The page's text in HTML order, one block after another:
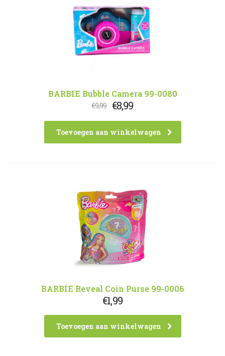
BARBIE Bubble Camera 99-0080
€9,99
Oorspronkelijke
prijs
was:
€9,99.
€8,99Huidige
prijs
is:
€8,99.
Toevoegen aan winkelwagen
BARBIE Reveal Coin Purse 99-0006
€1,99
Toevoegen aan winkelwagen